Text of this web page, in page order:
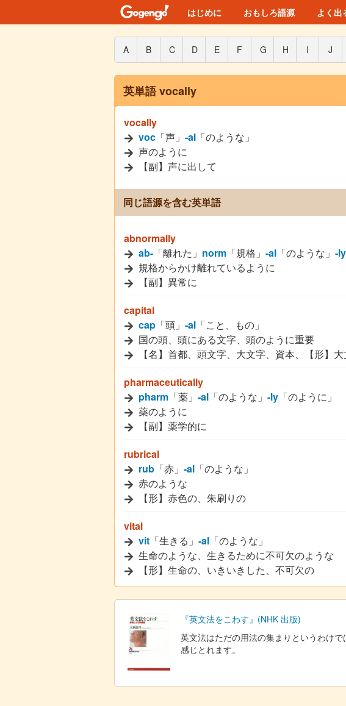
はじめに おもしろ語源 よく出
A B C D E F G H I J
英単語 vocally
vocally
voc 「声」 -al 「のような」
声のように
【副】声に出して
同じ語源を含む英単語
abnormally
ab- 「離れた」 norm 「規格」 -al 「のような」 -ly
規格からかけ離れているように
【副】異常に
capital
cap 「頭」 -al 「こと、もの」
国の頭、頭にある文字、頭のように重要
【名】首都、頭文字、大文字、資本、【形】
pharmaceutically
pharm 「薬」 -al 「のような」 -ly 「のように」
薬のように
【副】薬学的に
rubrical
rub 「赤」 -al 「のような」
赤のような
【形】赤色の、朱刷りの
vital
vit 「生きる」 -al 「のような」
生命のような、生きるために不可欠のような
【形】生命の、いきいきした、不可欠の
『英文法をこわす』(NHK 出版)
英文法はただの用法の集まりというわけ
感じとれます。